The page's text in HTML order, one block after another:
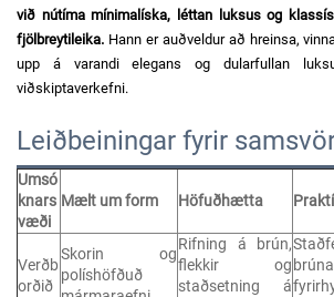
við nútíma mínimalíska, léttan luksus og
fjölbreytileika. Hann er auðveldur að hreinsa,
upp á varandi elegans og dularfullan
viðskiptaverkefni.
Leiðbeiningar fyrir
Umsó
knars
væði
Mælt um form Höfuðhætta
Verðb
orðið
Skorin og
políshöfðuð
Rifning á brún,
flekkir og
staðsetning á